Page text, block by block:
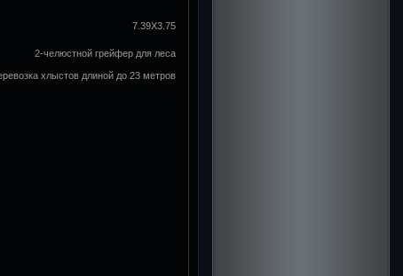
7.39Х3.75
2-челюстной грейфер для леса
хлыстов длиной до 23 метров